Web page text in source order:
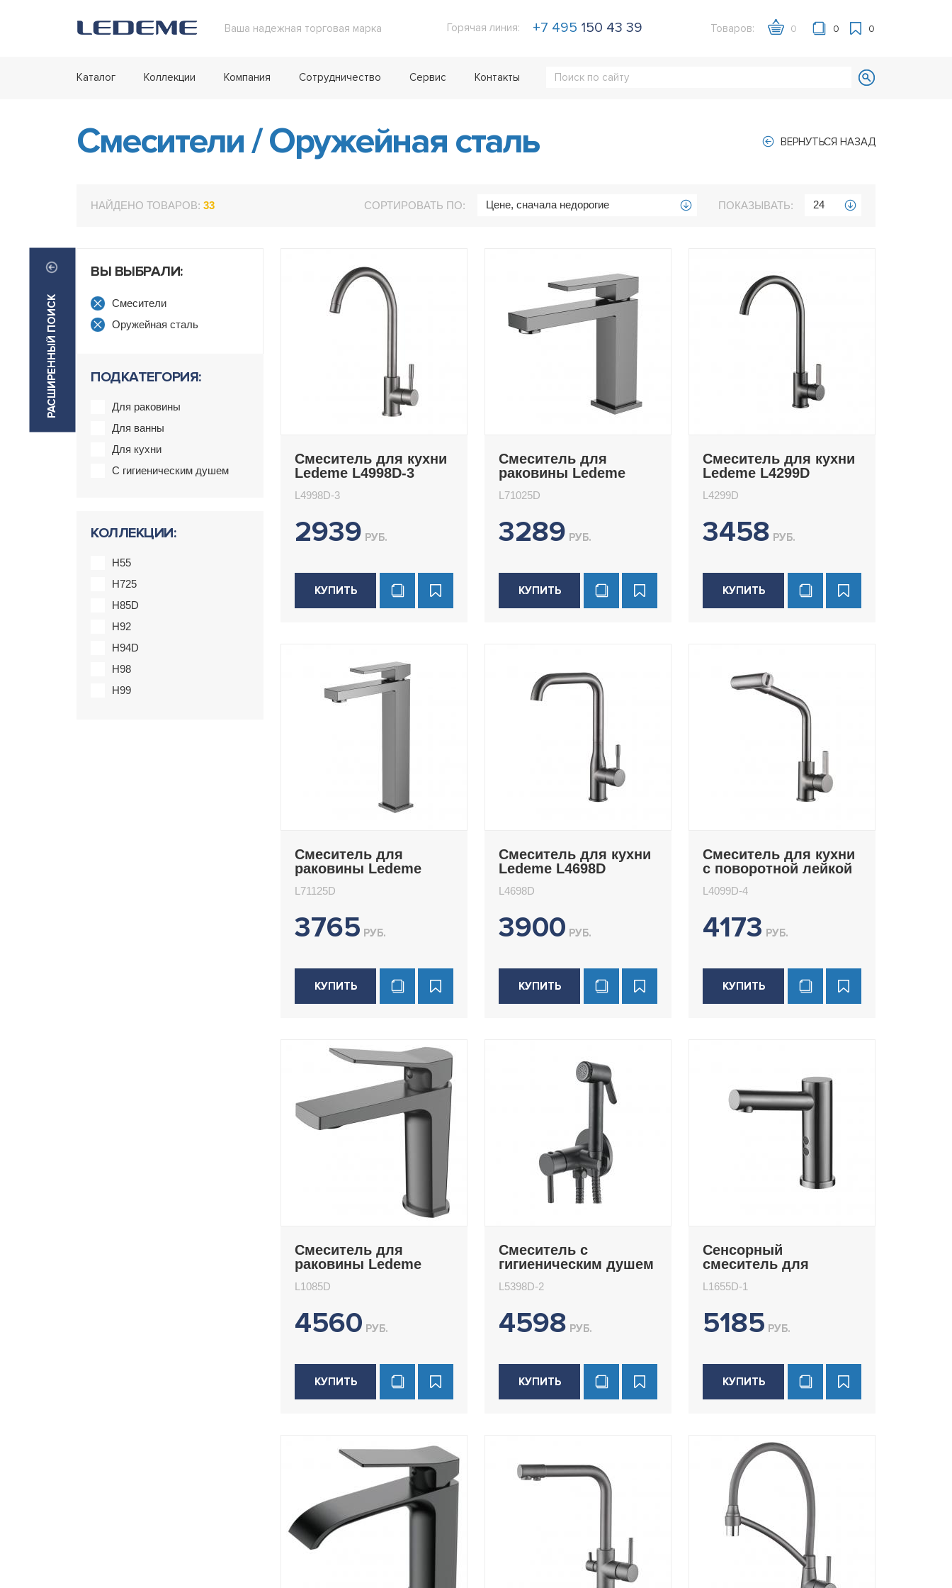
Ваша надежная торговая марка Горячая линия: +7 495 150 43 39 Товаров: 0 0 0
Каталог Коллекции Компания Сотрудничество Сервис Контакты
ВЕРНУТЬСЯ НАЗАД
Смесители/Оружейная сталь
НАЙДЕНО ТОВАРОВ: 33 СОРТИРОВАТЬ ПО: Цене, сначала недорогие ПОКАЗЫВАТЬ: 24
РАСШИРЕННЫЙ ПОИСК
ВЫ ВЫБРАЛИ:
Смесители
Оружейная сталь
ПОДКАТЕГОРИЯ:
Для раковины
Для ванны
Для кухни
С гигиеническим душем
КОЛЛЕКЦИИ:
H55
H725
H85D
H92
H94D
H98
H99
Смеситель для кухни
Ledeme L4998D-3
L4998D-3
2939 РУБ.
КУПИТЬ
Смеситель для
раковины Ledeme
L71025D
3289 РУБ.
КУПИТЬ
Смеситель для кухни
Ledeme L4299D
L4299D
3458 РУБ.
КУПИТЬ
Смеситель для
раковины Ledeme
L71125D
3765 РУБ.
КУПИТЬ
Смеситель для кухни
Ledeme L4698D
L4698D
3900 РУБ.
КУПИТЬ
Смеситель для кухни
с поворотной лейкой
L4099D-4
L4099D-4
4173 РУБ.
КУПИТЬ
Смеситель для
раковины Ledeme
L1085D
4560 РУБ.
КУПИТЬ
Смеситель с
гигиеническим душем
L5398D-2
4598 РУБ.
КУПИТЬ
Сенсорный
смеситель для
L1655D-1
L1655D-1
5185 РУБ.
КУПИТЬ